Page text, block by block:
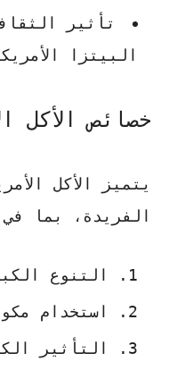
تأثير
البيتزا
خصائص الأكل
يتميز الأكل
الفريدة، بما
التنوع
استخدام
التأثير